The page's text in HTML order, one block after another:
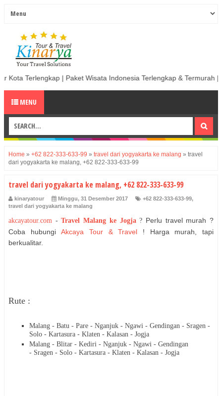
| Paket Wisata Indonesia Terlengkap & Termurah | Sewa Mobil
MENU
Home » +62 822-333-633-99 » travel dari yogyakarta ke malang » travel
dari yogyakarta ke malang, +62 822-333-633-99
travel dari yogyakarta ke malang, +62 822-333-633-99
kinaryatour Minggu, 31 Desember 2017 +62 822-333-633-99,
travel dari yogyakarta ke malang
akcayatour.com -Travel Malang ke Jogja? Perlu travel murah ?
Coba hubungiAkcaya Tour & Travel ! Harga murah, tapi
berkualitar.
Rute :
Malang - Batu - Pare - Nganjuk - Ngawi - Gendingan - Sragen -
Solo - Kartasura - Klaten - Kalasan - Jogja
Malang - Blitar - Kediri - Nganjuk - Ngawi - Gendingan
- Sragen - Solo - Kartasura - Klaten - Kalasan - Jogja